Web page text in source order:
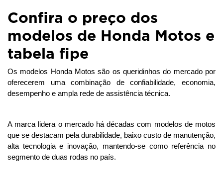
Confira o preço dos
modelos de Honda Motos e
tabela fipe
Os modelos Honda Motos são os queridinhos do mercado por
oferecerem uma combinação de confiabilidade, economia,
desempenho e ampla rede de assistência técnica.
A marca lidera o mercado há décadas com modelos de motos
que se destacam pela durabilidade, baixo custo de manutenção,
alta tecnologia e inovação, mantendo-se como referência no
segmento de duas rodas no país.